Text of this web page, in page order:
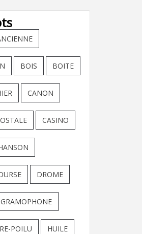
BOIS BOITE
CANON
CASINO
DROME
GRAMOPHONE
POILU HUILE